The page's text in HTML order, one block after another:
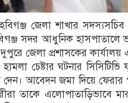
জেলা শাখার সদস্যসচিব
সদর আধুনিক হাসপাতালে
জেলা প্রশাসকের
চেষ্টার ঘটনার সিসিটিভি
আবেদন জমা দিয়ে ফেরার
তাকে এলোপাতাড়িভাবে